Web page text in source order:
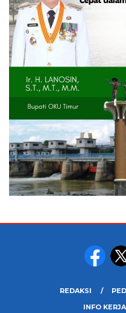
REDAKSI
INFO